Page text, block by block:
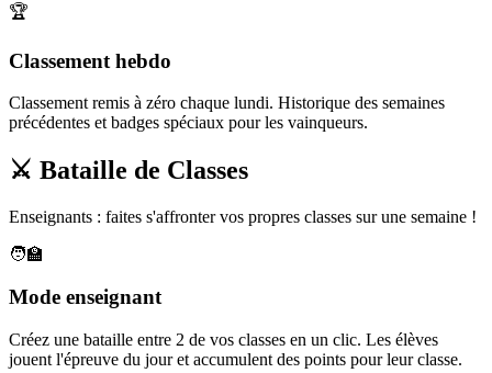
🏆
Classement hebdo
Classement remis à zéro chaque lundi. Historique des semaines
précédentes et badges spéciaux pour les vainqueurs.
⚔️ Bataille de Classes
Enseignants : faites s'affronter vos propres classes sur une semaine !
🧑‍🏫
Mode enseignant
Créez une bataille entre 2 de vos classes en un clic. Les élèves
jouent l'épreuve du jour et accumulent des points pour leur classe.